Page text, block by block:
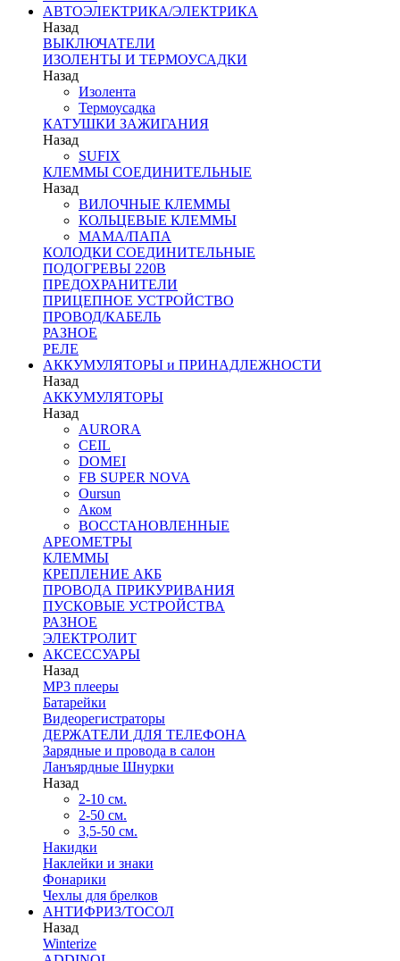
АВТОЭЛЕКТРИКА/ЭЛЕКТРИКА
Назад
ВЫКЛЮЧАТЕЛИ
ИЗОЛЕНТЫ И ТЕРМОУСАДКИ
Назад
Изолента
Термоусадка
КАТУШКИ ЗАЖИГАНИЯ
Назад
SUFIX
КЛЕММЫ СОЕДИНИТЕЛЬНЫЕ
Назад
ВИЛОЧНЫЕ КЛЕММЫ
КОЛЬЦЕВЫЕ КЛЕММЫ
МАМА/ПАПА
КОЛОДКИ СОЕДИНИТЕЛЬНЫЕ
ПОДОГРЕВЫ 220В
ПРЕДОХРАНИТЕЛИ
ПРИЦЕПНОЕ УСТРОЙСТВО
ПРОВОД/КАБЕЛЬ
РАЗНОЕ
РЕЛЕ
АККУМУЛЯТОРЫ и ПРИНАДЛЕЖНОСТИ
Назад
АККУМУЛЯТОРЫ
Назад
AURORA
CEIL
DOMEI
FB SUPER NOVA
Oursun
Аком
ВОССТАНОВЛЕННЫЕ
АРЕОМЕТРЫ
КЛЕММЫ
КРЕПЛЕНИЕ АКБ
ПРОВОДА ПРИКУРИВАНИЯ
ПУСКОВЫЕ УСТРОЙСТВА
РАЗНОЕ
ЭЛЕКТРОЛИТ
АКСЕССУАРЫ
Назад
MP3 плееры
Батарейки
Видеорегистраторы
ДЕРЖАТЕЛИ ДЛЯ ТЕЛЕФОНА
Зарядные и провода в салон
Ланъярдные Шнурки
Назад
2-10 см.
2-50 см.
3,5-50 см.
Накидки
Наклейки и знаки
Фонарики
Чехлы для брелков
АНТИФРИЗ/ТОСОЛ
Назад
Winterize